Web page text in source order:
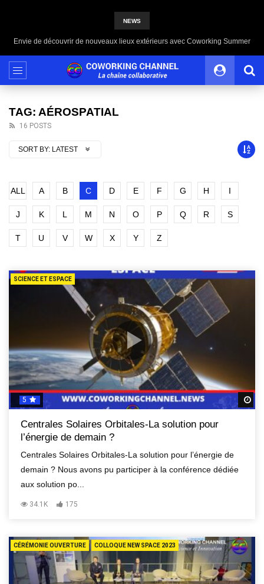
NEWS
Envie de découvrir de nouveaux lieux extérieurs avec Coworking Summer
TAG: AÉROSPATIAL
16 POSTS
SORT BY: LATEST
ALL A B C D E F G H I
J K L M N O P Q R S
T U V W X Y Z
SCIENCE ET ESPACE
5
Centrales Solaires Orbitales-La solution pour
l’énergie de demain ?
Centrales Solaires Orbitales-La solution pour l’énergie de
demain ? Nous avons pu participer à la conférence dédiée
aux solution po...
34.1K 175
CÉRÉMONIE OUVERTURE COLLOQUE NEW SPACE 2023